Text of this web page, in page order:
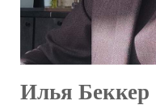
Илья Беккер